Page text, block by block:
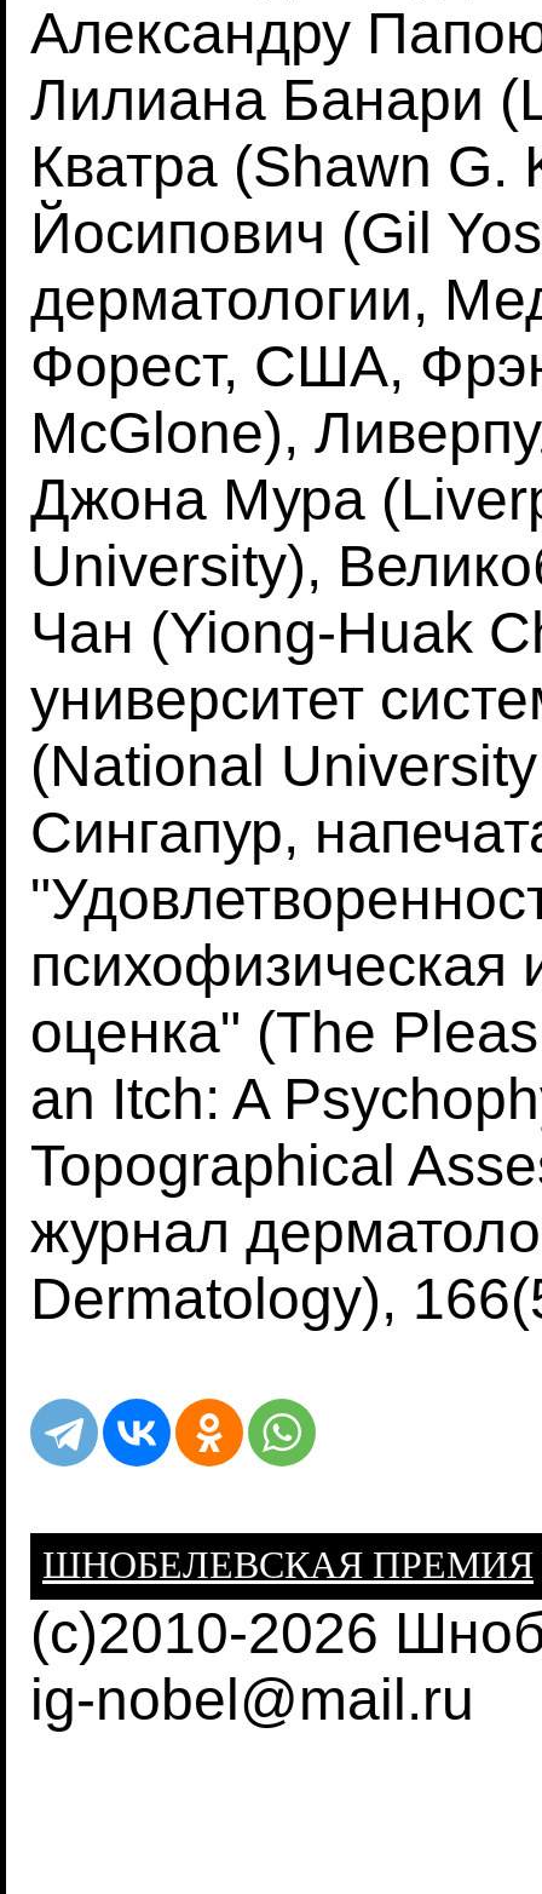
Александру
Лилиана Банари
Кватра (Shawn G.
Йосипович (Gil
дерматологии,
Форест, США,
McGlone),
Джона Мура
University),
Чан (Yiong-Huak
университет
(National
Сингапур,
психофизическая
оценка" (The
an Itch: A
Topographical
журнал
Dermatology),
ШНОБЕЛЕВСКАЯ ПРЕМИЯ
(c)2010-2026
ig-nobel@mail.ru